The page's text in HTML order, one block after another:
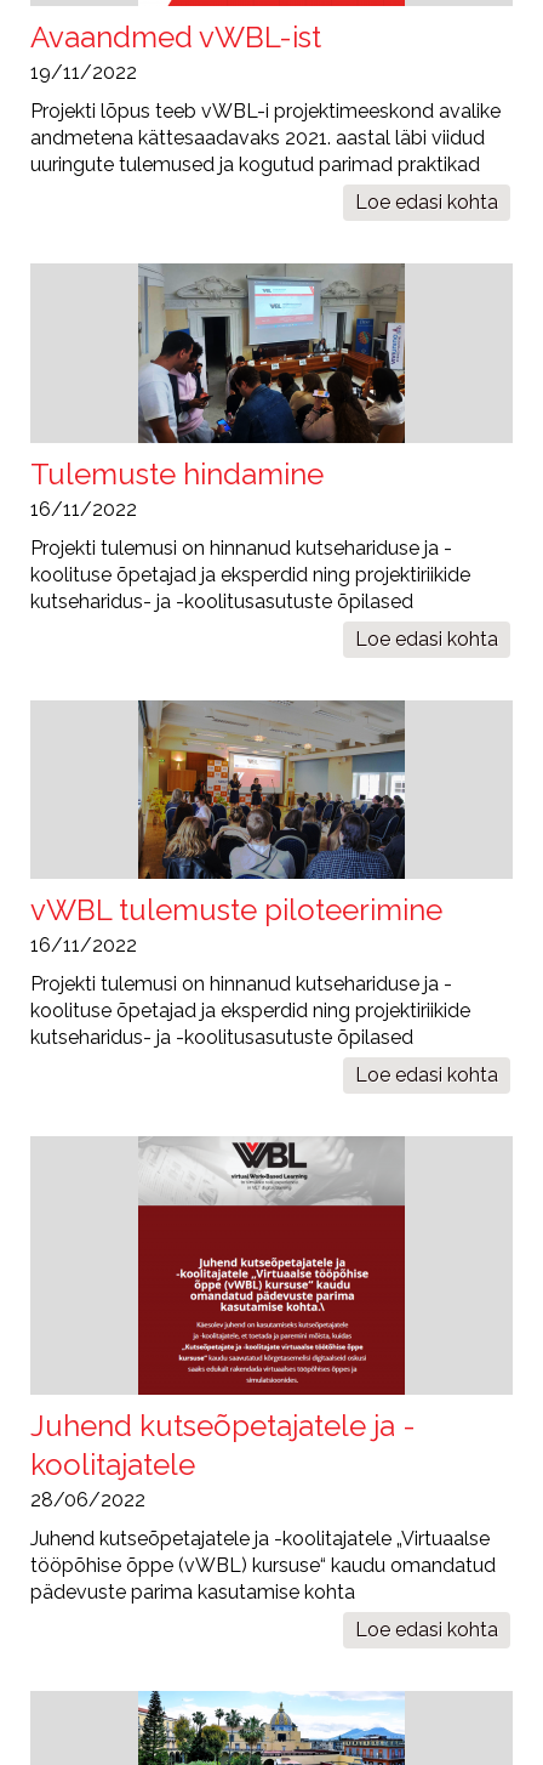
Avaandmed vWBL-ist
19/11/2022
Projekti lõpus teeb vWBL-i projektimeeskond avalike
andmetena kättesaadavaks 2021. aastal läbi viidud
uuringute tulemused ja kogutud parimad praktikad
Loe edasi
vWBL-
kohta
Tulemuste hindamine
16/11/2022
Projekti tulemusi on hinnanud kutsehariduse ja -
koolituse õpetajad ja eksperdid ning projektiriikide
kutseharidus- ja -koolitusasutuste õpilased
Loe edasi Tulemuste
hindamine
kohta
vWBL tulemuste piloteerimine
16/11/2022
Projekti tulemusi on hinnanud kutsehariduse ja -
koolituse õpetajad ja eksperdid ning projektiriikide
kutseharidus- ja -koolitusasutuste õpilased
Loe edasi vWBL
tulemuste
kohta
Juhend kutseõpetajatele ja -
koolitajatele
28/06/2022
Juhend kutseõpetajatele ja -koolitajatele „Virtuaalse
tööpõhise õppe (vWBL) kursuse“ kaudu omandatud
pädevuste parima kasutamise kohta
Loe edasi Juhend
kohta